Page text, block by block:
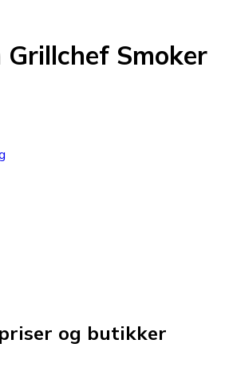
Grillchef Smoker
og butikker